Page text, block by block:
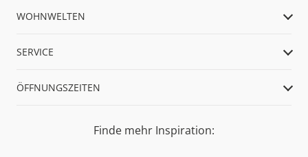
WOHNWELTEN
SERVICE
ÖFFNUNGSZEITEN
Finde mehr Inspiration: